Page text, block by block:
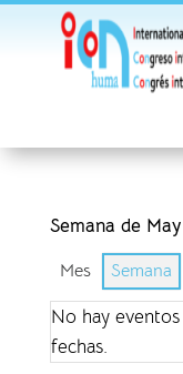
Semana de
Mes Semana
No hay
fechas.